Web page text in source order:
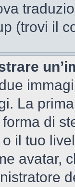
(trovi il
La
di
il tuo
avatar,